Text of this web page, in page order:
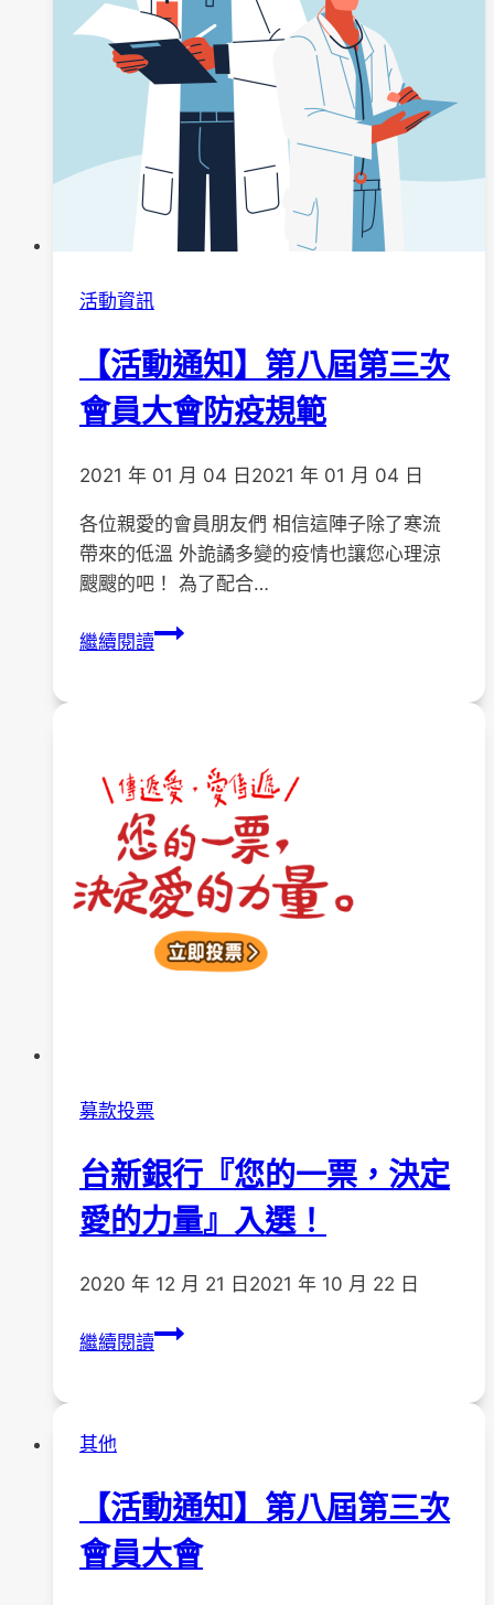
活動資訊
【活動通知】第八屆第三次
會員大會防疫規範
2021 年 01 月 04 日 2021 年 01 月 04 日
各位親愛的會員朋友們 相信這陣子除了寒流
帶來的低溫 外詭譎多變的疫情也讓您心理涼
颼颼的吧！ 為了配合…
繼續閱讀【活
八
屆
第
三
次
會
員
募款投票
台新銀行『您的一票，決定
愛的力量』入選！
2020 年 12 月 21 日 2021 年 10 月 22 日
繼續閱讀台
一
票，
決
其他
【活動通知】第八屆第三次
會員大會